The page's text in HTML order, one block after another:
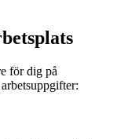
för dig på